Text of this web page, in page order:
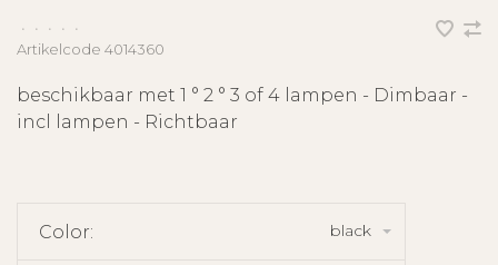
• • • •
•
Artikelcode 4014360
beschikbaar met 1 ° 2 ° 3 of 4 lampen - Dimbaar -
incl lampen - Richtbaar
Color: black